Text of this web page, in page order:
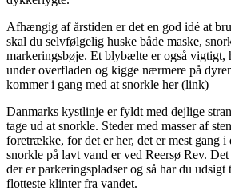
Afhængig af årstiden er det en god idé at
skal du selvfølgelig huske både maske,
markeringsbøje. Et blybælte er også vigtigt,
under overfladen og kigge nærmere på
kommer i gang med at snorkle her (link)
Danmarks kystlinje er fyldt med dejlige
tage ud at snorkle. Steder med masser af
foretrække, for det er her, det er mest gang i
snorkle på lavt vand er ved Reersø Rev.
der er parkeringspladser og så har du
flotteste klinter fra vandet.